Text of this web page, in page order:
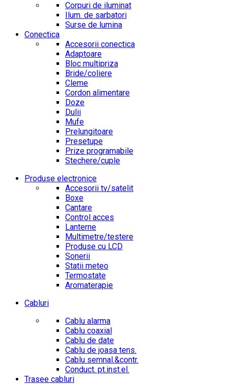
Corpuri de iluminat
Ilum. de sarbatori
Surse de lumina
Conectica
Accesorii conectica
Adaptoare
Bloc multipriza
Bride/coliere
Cleme
Cordon alimentare
Doze
Dulii
Mufe
Prelungitoare
Presetupe
Prize programabile
Stechere/cuple
Produse electronice
Accesorii tv/satelit
Boxe
Cantare
Control acces
Lanterne
Multimetre/testere
Produse cu LCD
Sonerii
Statii meteo
Termostate
Aromaterapie
Cabluri
Cablu alarma
Cablu coaxial
Cablu de date
Cablu de joasa tens.
Cablu semnal.&contr.
Conduct. pt.inst.el.
Trasee cabluri